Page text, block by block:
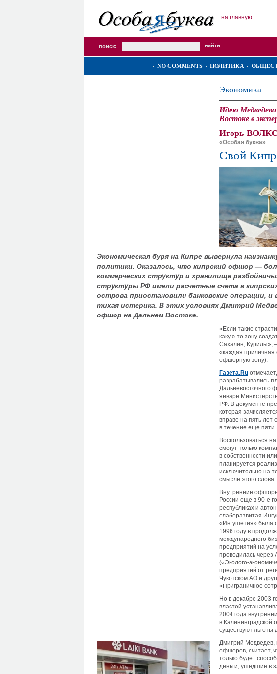
на главную
поиск:
NO COMMENTS ПОЛИТИКА
Экономика
Идею
Востоке в
Игорь
«Особая буква»
Свой
Экономическая буря на Кипре вывернула
политики. Оказалось, что кипрский офшор —
коммерческих структур и хранилище
структуры РФ имели расчетные счета в
острова приостановили банковские операции, и
тихая истерика. В этих условиях Дмитрий
офшор на Дальнем Востоке.
«Если такие
какую-то зону
Сахалин, Курилы»,
«каждая приличная
офшорную зону).
Газета.Ru
разрабатывались
Дальневосточного
январе
РФ. В документе
которая
вправе на пять лет
в течение еще пяти
Воспользоваться
смогут только
в собственности
планируется
исключительно на
смысле этого слова.
Внутренние
России еще в 90-е
республиках и
слаборазвитая
«Ингушетия» была
1996 году в
международного
предприятий на
проводилась через
(«Эколого-
предприятий от
Чукотском АО и
«Приграничное
Но в декабре 2003
властей
2004 года
в Калининградской
существуют льготы
Дмитрий Медведев,
офшоров, считает,
только будет
деньги, ушедшие в